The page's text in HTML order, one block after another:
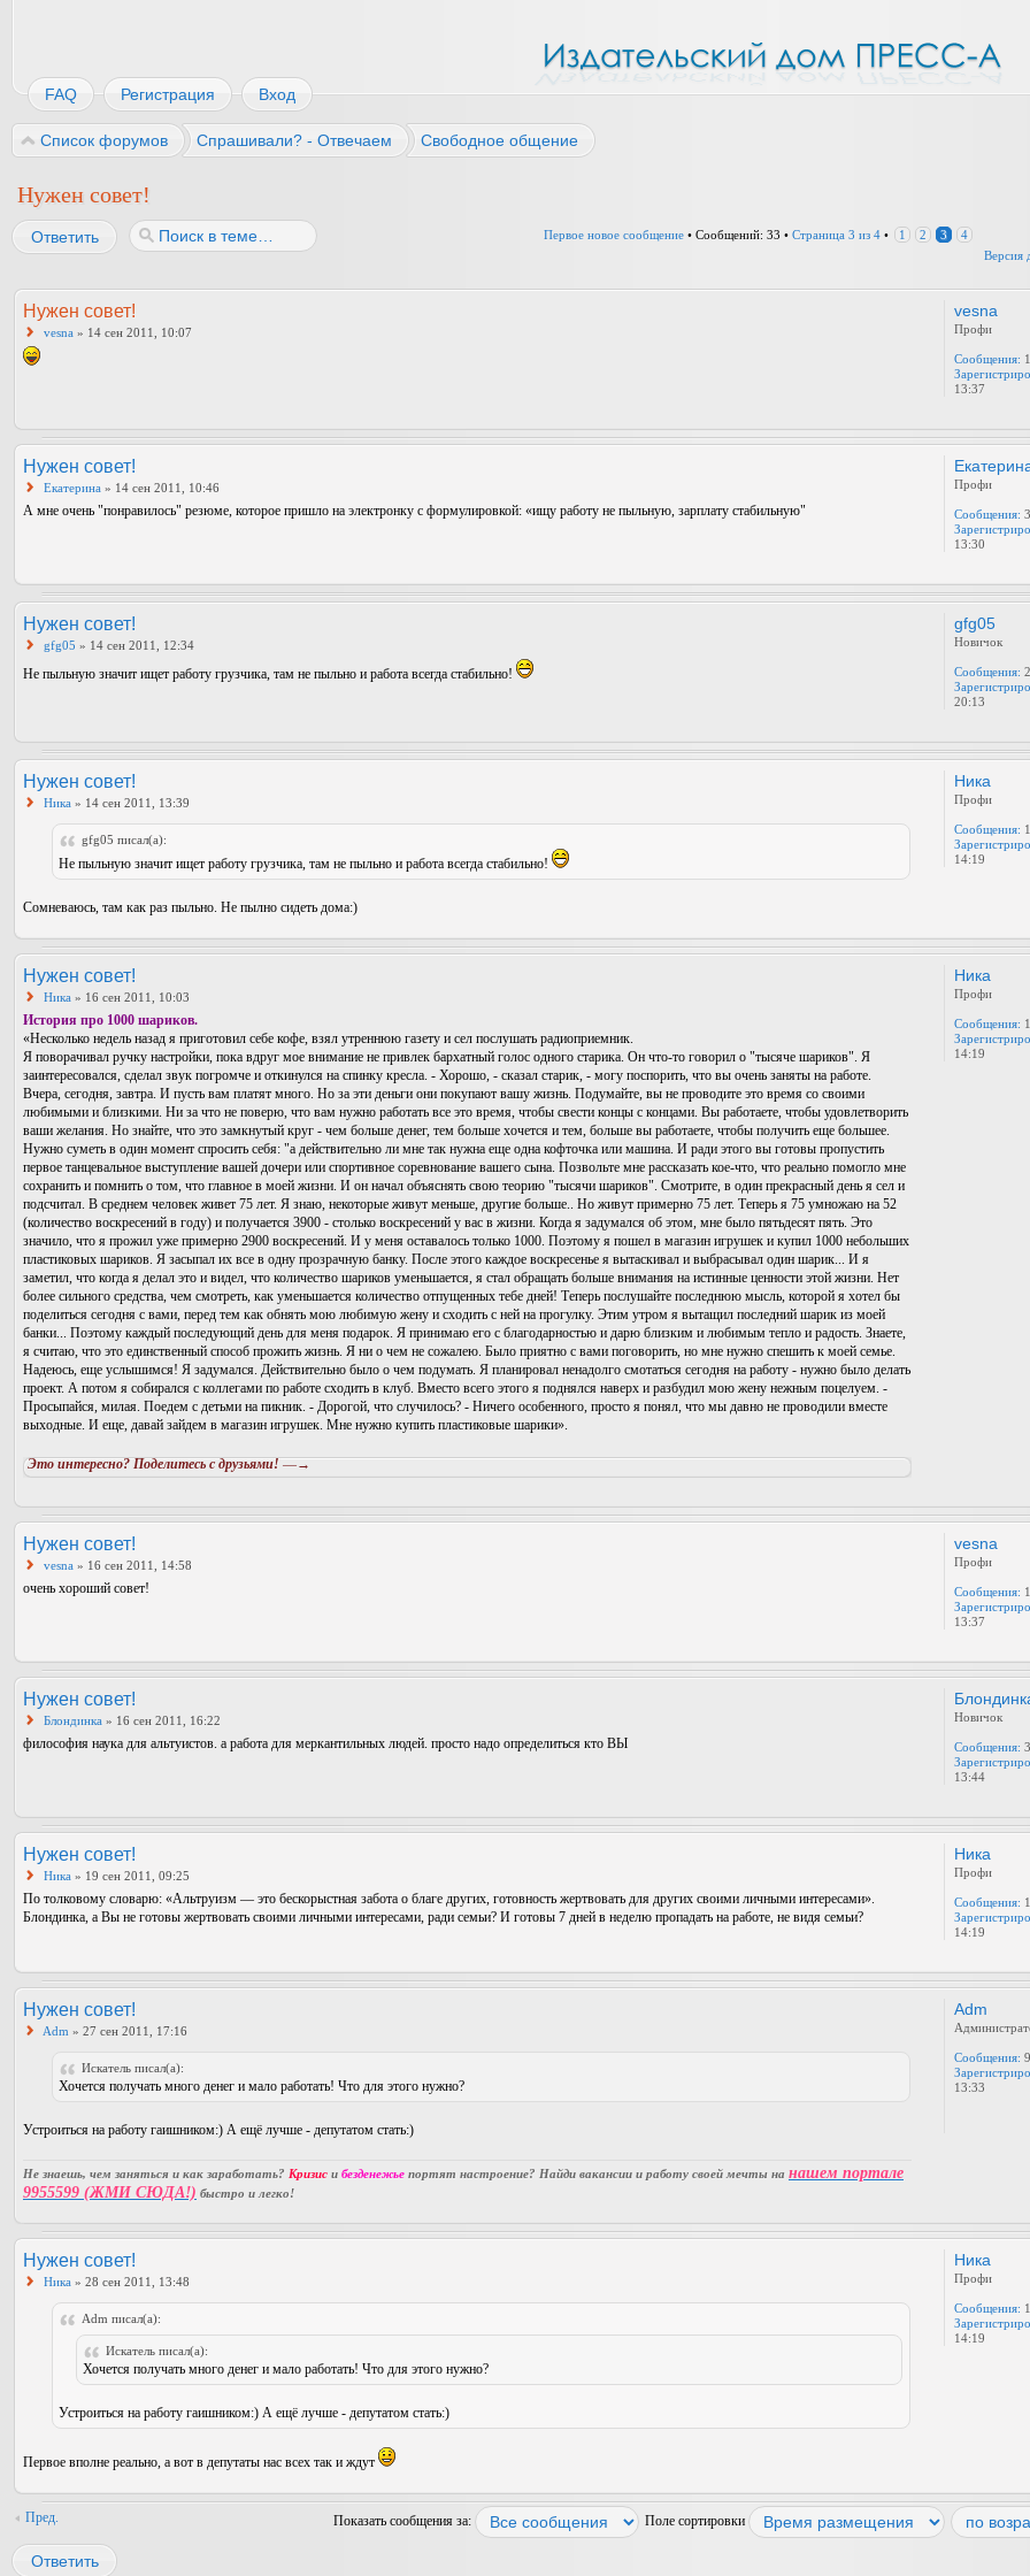
FAQ Регистрация Вход
Версия
Список форумов Спрашивали? - Отвечаем Свободное общение
Нужен совет!
Ответить Первое новое сообщение • Сообщений: 33 • Страница 3 из 4 • 1 2 3 4
Нужен совет!
vesna » 14 сен 2011, 10:07
vesna
Профи
Сообщения:
13:37
Нужен совет!
Екатерина » 14 сен 2011, 10:46
А мне очень "понравилось" резюме, которое пришло на электронку с формулировкой: «ищу работу не пыльную, зарплату стабильную"
Профи
Сообщения:
13:30
Нужен совет!
gfg05 » 14 сен 2011, 12:34
Не пыльную значит ищет работу грузчика, там не пыльно и работа всегда стабильно!
gfg05
Новичок
Сообщения:
20:13
Нужен совет!
Ника » 14 сен 2011, 13:39
gfg05 писал(а):
Не пыльную значит ищет работу грузчика, там не пыльно и работа всегда стабильно!
Сомневаюсь, там как раз пыльно. Не пылно сидеть дома:)
Ника
Профи
Сообщения:
14:19
Нужен совет!
Ника » 16 сен 2011, 10:03
История про 1000 шариков.
«Несколько недель назад я приготовил себе кофе, взял утреннюю газету и сел послушать радиоприемник.
Я поворачивал ручку настройки, пока вдруг мое внимание не привлек бархатный голос одного старика. Он что-то говорил о "тысяче шариков". Я
заинтересовался, сделал звук погромче и откинулся на спинку кресла. - Хорошо, - сказал старик, - могу поспорить, что вы очень заняты на работе.
Вчера, сегодня, завтра. И пусть вам платят много. Но за эти деньги они покупают вашу жизнь. Подумайте, вы не проводите это время со своими
любимыми и близкими. Ни за что не поверю, что вам нужно работать все это время, чтобы свести концы с концами. Вы работаете, чтобы удовлетворить
ваши желания. Но знайте, что это замкнутый круг - чем больше денег, тем больше хочется и тем, больше вы работаете, чтобы получить еще большее.
Нужно суметь в один момент спросить себя: "а действительно ли мне так нужна еще одна кофточка или машина. И ради этого вы готовы пропустить
первое танцевальное выступление вашей дочери или спортивное соревнование вашего сына. Позвольте мне рассказать кое-что, что реально помогло мне
сохранить и помнить о том, что главное в моей жизни. И он начал объяснять свою теорию "тысячи шариков". Смотрите, в один прекрасный день я сел и
подсчитал. В среднем человек живет 75 лет. Я знаю, некоторые живут меньше, другие больше.. Но живут примерно 75 лет. Теперь я 75 умножаю на 52
(количество воскресений в году) и получается 3900 - столько воскресений у вас в жизни. Когда я задумался об этом, мне было пятьдесят пять. Это
значило, что я прожил уже примерно 2900 воскресений. И у меня оставалось только 1000. Поэтому я пошел в магазин игрушек и купил 1000 небольших
пластиковых шариков. Я засыпал их все в одну прозрачную банку. После этого каждое воскресенье я вытаскивал и выбрасывал один шарик... И я
заметил, что когда я делал это и видел, что количество шариков уменьшается, я стал обращать больше внимания на истинные ценности этой жизни. Нет
более сильного средства, чем смотреть, как уменьшается количество отпущенных тебе дней! Теперь послушайте последнюю мысль, которой я хотел бы
поделиться сегодня с вами, перед тем как обнять мою любимую жену и сходить с ней на прогулку. Этим утром я вытащил последний шарик из моей
банки... Поэтому каждый последующий день для меня подарок. Я принимаю его с благодарностью и дарю близким и любимым тепло и радость. Знаете,
я считаю, что это единственный способ прожить жизнь. Я ни о чем не сожалею. Было приятно с вами поговорить, но мне нужно спешить к моей семье.
Надеюсь, еще услышимся! Я задумался. Действительно было о чем подумать. Я планировал ненадолго смотаться сегодня на работу - нужно было делать
проект. А потом я собирался с коллегами по работе сходить в клуб. Вместо всего этого я поднялся наверх и разбудил мою жену нежным поцелуем. -
Просыпайся, милая. Поедем с детьми на пикник. - Дорогой, что случилось? - Ничего особенного, просто я понял, что мы давно не проводили вместе
выходные. И еще, давай зайдем в магазин игрушек. Мне нужно купить пластиковые шарики».
Это интересно? Поделитесь с друзьями! —→
Ника
Профи
Сообщения:
14:19
Нужен совет!
vesna » 16 сен 2011, 14:58
очень хороший совет!
vesna
Профи
Сообщения:
13:37
Нужен совет!
Блондинка » 16 сен 2011, 16:22
философия наука для альтуистов. а работа для меркантильных людей. просто надо определиться кто ВЫ
Новичок
Сообщения:
13:44
Нужен совет!
Ника » 19 сен 2011, 09:25
По толковому словарю: «Альтруизм — это бескорыстная забота о благе других, готовность жертвовать для других своими личными интересами».
Блондинка, а Вы не готовы жертвовать своими личными интересами, ради семьи? И готовы 7 дней в неделю пропадать на работе, не видя семьи?
Ника
Профи
Сообщения:
14:19
Нужен совет!
Adm » 27 сен 2011, 17:16
Искатель писал(а):
Хочется получать много денег и мало работать! Что для этого нужно?
Устроиться на работу гаишником:) А ещё лучше - депутатом стать:)
Не знаешь, чем заняться и как заработать? Кризис и безденежье портят настроение? Найди вакансии и работу своей мечты на нашем портале
9955599 (ЖМИ СЮДА!) быстро и легко!
Adm
Сообщения:
13:33
Нужен совет!
Ника » 28 сен 2011, 13:48
Adm писал(а):
Искатель писал(а):
Хочется получать много денег и мало работать! Что для этого нужно?
Устроиться на работу гаишником:) А ещё лучше - депутатом стать:)
Первое вполне реально, а вот в депутаты нас всех так и ждут
Ника
Профи
Сообщения:
14:19
Пред. Показать сообщения за: Поле сортировки
Ответить